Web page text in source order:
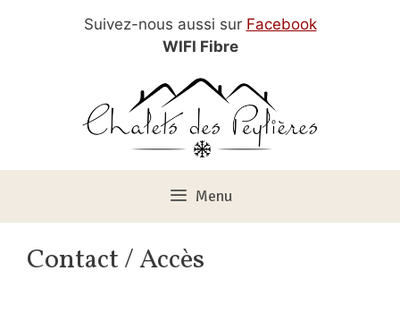
Suivez-nous aussi sur Facebook
WIFI Fibre
Menu
Contact / Accès